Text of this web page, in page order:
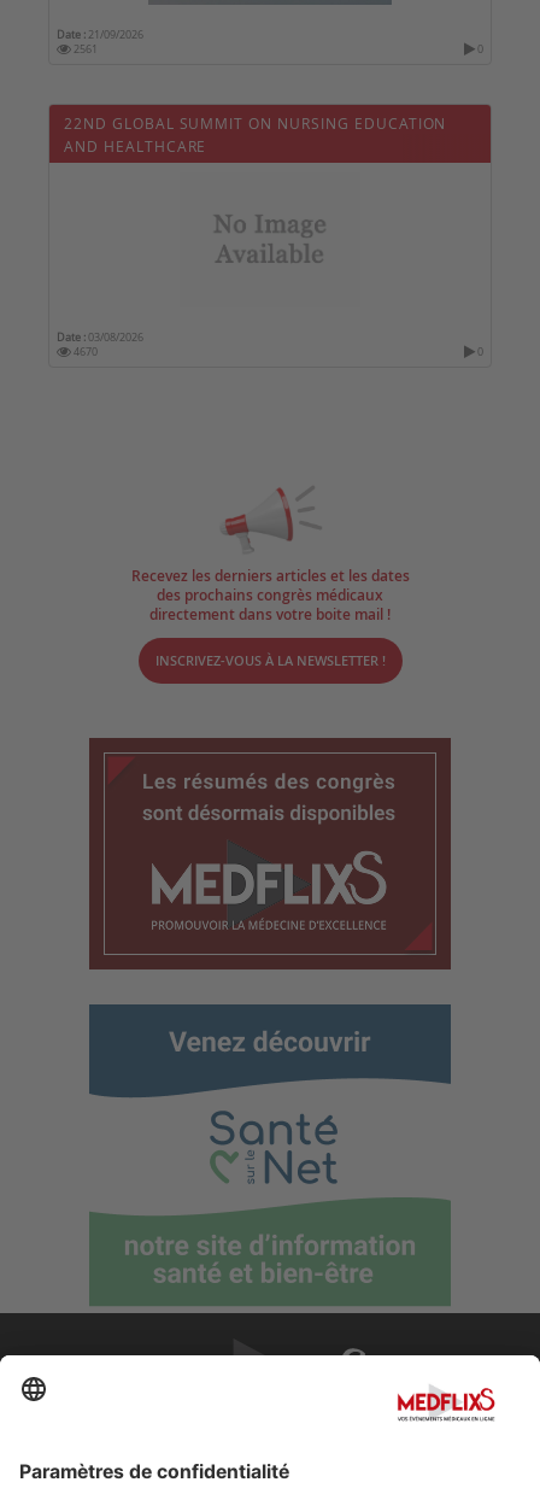
Date : 21/09/2026
2561
0
22ND GLOBAL SUMMIT ON NURSING EDUCATION
AND HEALTHCARE
Date :03/08/2026
4670
0
Recevez les derniers articles et les dates
des prochains congrès médicaux
directement dans votre boite mail !
INSCRIVEZ-VOUS À LA NEWSLETTER !
À propos de MedflixS®